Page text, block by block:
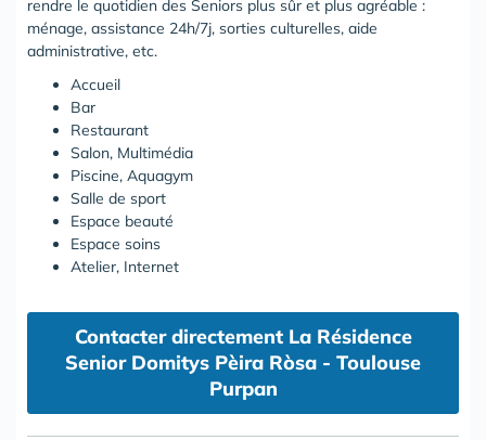
rendre le quotidien des Seniors plus sûr et plus agréable :
ménage, assistance 24h/7j, sorties culturelles, aide
administrative, etc.
Accueil
Bar
Restaurant
Salon, Multimédia
Piscine, Aquagym
Salle de sport
Espace beauté
Espace soins
Atelier, Internet
Contacter directement La Résidence
Senior Domitys Pèira Ròsa - Toulouse
Purpan